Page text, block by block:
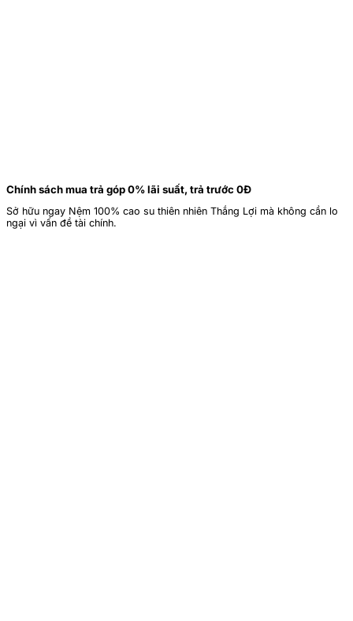
Chính sách mua trả góp 0% lãi suất, trả trước 0Đ
Sở hữu ngay Nệm 100% cao su thiên nhiên Thắng Lợi mà không cần lo
ngại vì vấn đề tài chính.